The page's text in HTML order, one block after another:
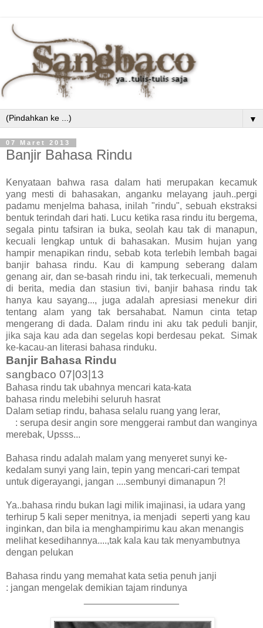
▼
07 Maret 2013
Banjir Bahasa Rindu
Kenyataan bahwa rasa dalam hati merupakan kecamuk
yang mesti di bahasakan, anganku melayang jauh..pergi
padamu menjelma bahasa, inilah "rindu", sebuah ekstraksi
bentuk terindah dari hati. Lucu ketika rasa rindu itu bergema,
segala pintu tafsiran ia buka, seolah kau tak di manapun,
kecuali lengkap untuk di bahasakan. Musim hujan yang
hampir menapikan rindu, sebab kota terlebih lembah bagai
banjir bahasa rindu. Kau di kampung seberang dalam
genang air, dan se-basah rindu ini, tak terkecuali, memenuh
di berita, media dan stasiun tivi, banjir bahasa rindu tak
hanya kau sayang..., juga adalah apresiasi menekur diri
tentang alam yang tak bersahabat. Namun cinta tetap
mengerang di dada. Dalam rindu ini aku tak peduli banjir,
jika saja kau ada dan segelas kopi berdesau pekat. Simak
ke-kacau-an literasi bahasa rinduku.
Banjir Bahasa Rindu
sangbaco 07|03|13
Bahasa rindu tak ubahnya mencari kata-kata
bahasa rindu melebihi seluruh hasrat
Dalam setiap rindu, bahasa selalu ruang yang lerar,
: serupa desir angin sore menggerai rambut dan wanginya
merebak, Upsss...
Bahasa rindu adalah malam yang menyeret sunyi ke-
kedalam sunyi yang lain, tepin yang mencari-cari tempat
untuk digerayangi, jangan ....sembunyi dimanapun ?!
Ya..bahasa rindu bukan lagi milik imajinasi, ia udara yang
terhirup 5 kali seper menitnya, ia menjadi seperti yang kau
inginkan, dan bila ia menghampirimu kau akan menangis
melihat kesedihannya....,tak kala kau tak menyambutnya
dengan pelukan
Bahasa rindu yang memahat kata setia penuh janji
: jangan mengelak demikian tajam rindunya